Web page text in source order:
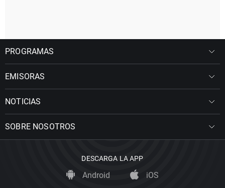
PROGRAMAS
EMISORAS
NOTICIAS
SOBRE NOSOTROS
DESCARGA LA APP
Android iOS